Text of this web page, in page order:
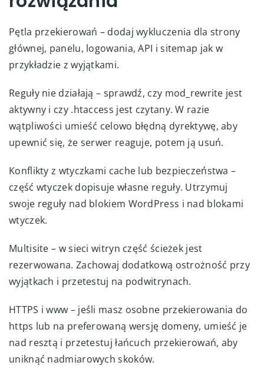
Pętla przekierowań – dodaj wykluczenia dla strony
głównej, panelu, logowania, API i sitemap jak w
przykładzie z wyjątkami.
Reguły nie działają – sprawdź, czy mod_rewrite jest
aktywny i czy .htaccess jest czytany. W razie
wątpliwości umieść celowo błędną dyrektywę, aby
upewnić się, że serwer reaguje, potem ją usuń.
Konflikty z wtyczkami cache lub bezpieczeństwa –
część wtyczek dopisuje własne reguły. Utrzymuj
swoje reguły nad blokiem WordPress i nad blokami
wtyczek.
Multisite – w sieci witryn część ścieżek jest
rezerwowana. Zachowaj dodatkową ostrożność przy
wyjątkach i przetestuj na podwitrynach.
HTTPS i www – jeśli masz osobne przekierowania do
https lub na preferowaną wersję domeny, umieść je
nad resztą i przetestuj łańcuch przekierowań, aby
uniknąć nadmiarowych skoków.